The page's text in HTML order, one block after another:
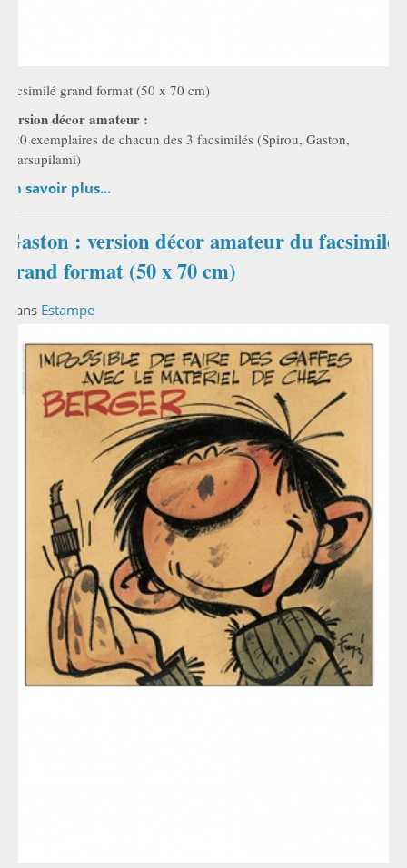
facsimilé grand format (50 x 70 cm)
version décor amateur :
120 exemplaires de chacun des 3 facsimilés (Spirou, Gaston,
Marsupilami)
En savoir plus...
Gaston : version décor amateur du facsimilé
grand format (50 x 70 cm)
Dans Estampe